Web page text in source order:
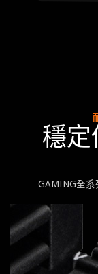
穩
GAMING全